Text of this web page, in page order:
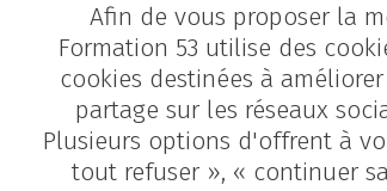
Afin de vous proposer la
Formation 53 utilise des
cookies destinées à
partage sur les réseaux
Plusieurs options d'offrent à
tout refuser », « continuer